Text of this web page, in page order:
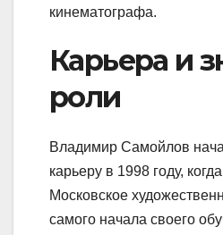
кинематографа.
Карьера и
роли
Владимир Самойлов
карьеру в 1998 году,
Московское
самого начала своего